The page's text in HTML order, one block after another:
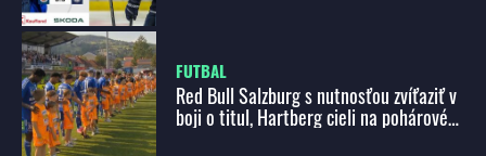
FUTBAL
Red Bull Salzburg s nutnosťou zvíťaziť v
boji o titul, Hartberg cieli na pohárové